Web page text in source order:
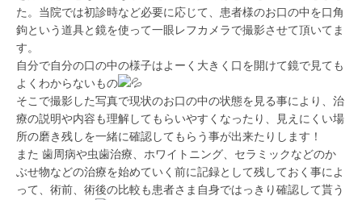
た。当院では初診時など必要に応じて、患者様のお口の中を口角
鉤という道具と鏡を使って一眼レフカメラで撮影させて頂いてま
す。
自分で自分の口の中の様子はよーく大きく口を開けて鏡で見ても
よくわからないもの
そこで撮影した写真で現状のお口の中の状態を見る事により、治
療の説明や内容も理解してもらいやすくなったり、見えにくい場
所の磨き残しを一緒に確認してもらう事が出来たりします！
また 歯周病や虫歯治療、ホワイトニング、セラミックなどのか
ぶせ物などの治療を始めていく前に記録として残しておく事によ
って、術前、術後の比較も患者さま自身ではっきり確認して貰う